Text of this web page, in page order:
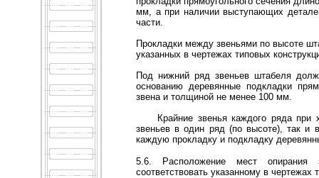
мм, а при наличии выступающих
части.
Прокладки между звеньями по высоте
указанных в чертежах типовых
Под нижний ряд звеньев штабеля
основанию деревянные подкладки
звена и толщиной не менее 100 мм.
Крайние звенья каждого ряда при
звеньев в один ряд (по высоте), так и
каждую прокладку и подкладку
5.6. Расположение мест опирания
соответствовать указанному в чертежах